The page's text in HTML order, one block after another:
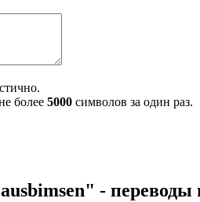
более 5000 символов за один раз.
-